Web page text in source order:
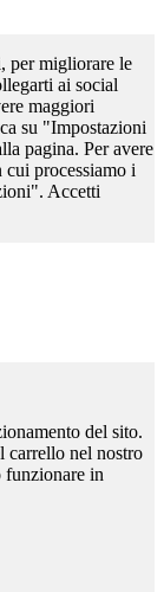
per migliorare le
ai social
maggiori
su "Impostazioni
pagina. Per avere
processiamo i
Accetti
del sito.
carrello nel nostro
funzionare in